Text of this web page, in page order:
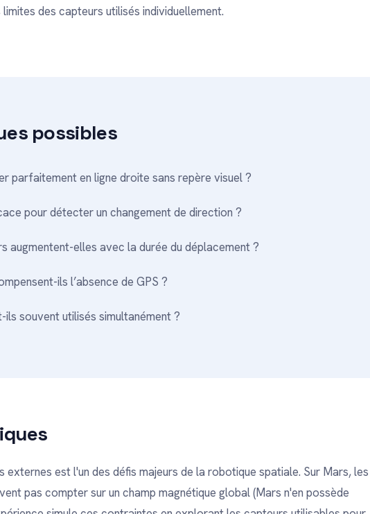
des capteurs utilisés individuellement.
possibles
parfaitement en ligne droite sans repère visuel ?
pour détecter un changement de direction ?
augmentent-elles avec la durée du déplacement ?
ils l’absence de GPS ?
souvent utilisés simultanément ?
externes est l'un des défis majeurs de la robotique spatiale. Sur Mars, les
pas compter sur un champ magnétique global (Mars n'en possède